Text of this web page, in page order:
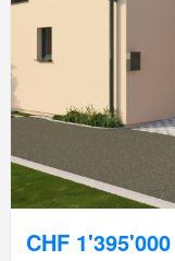
CHF 1'395'000